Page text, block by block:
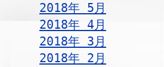
2018年 5月
2018年 4月
2018年 3月
2018年 2月